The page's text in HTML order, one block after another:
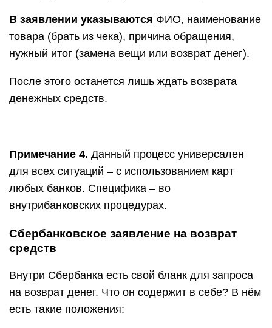
В заявлении указываются ФИО, наименование
товара (брать из чека), причина обращения,
нужный итог (замена вещи или возврат денег).
После этого останется лишь ждать возврата
денежных средств.
Примечание 4. Данный процесс универсален
для всех ситуаций – с использованием карт
любых банков. Специфика – во
внутрибанковских процедурах.
Сбербанковское заявление на возврат
средств
Внутри Сбербанка есть свой бланк для запроса
на возврат денег. Что он содержит в себе? В нём
есть такие положения: